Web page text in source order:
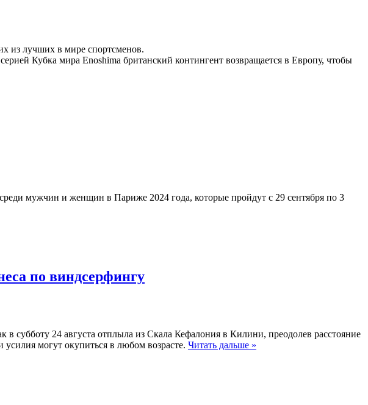
из лучших в мире спортсменов.
Кубка мира Enoshima британский контингент возвращается в Европу, чтобы
мужчин и женщин в Париже 2024 года, которые пройдут с 29 сентября по 3
по виндсерфингу
в субботу 24 августа отплыла из Скала Кефалония в Килини, преодолев расстояние
могут окупиться в любом возрасте. Читать дальше »